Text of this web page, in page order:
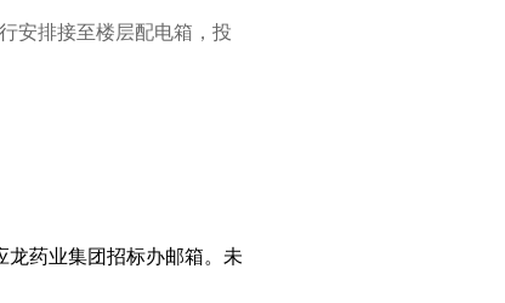
安排接至楼层配电箱，投
龙药业集团招标办邮箱。未